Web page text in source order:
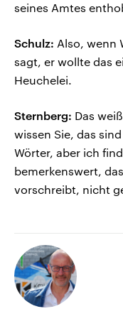
seines Amtes
Schulz: Also, wenn
sagt, er wollte das
Heuchelei.
Sternberg: Das
wissen Sie, das
Wörter, aber ich
bemerkenswert,
vorschreibt, nicht